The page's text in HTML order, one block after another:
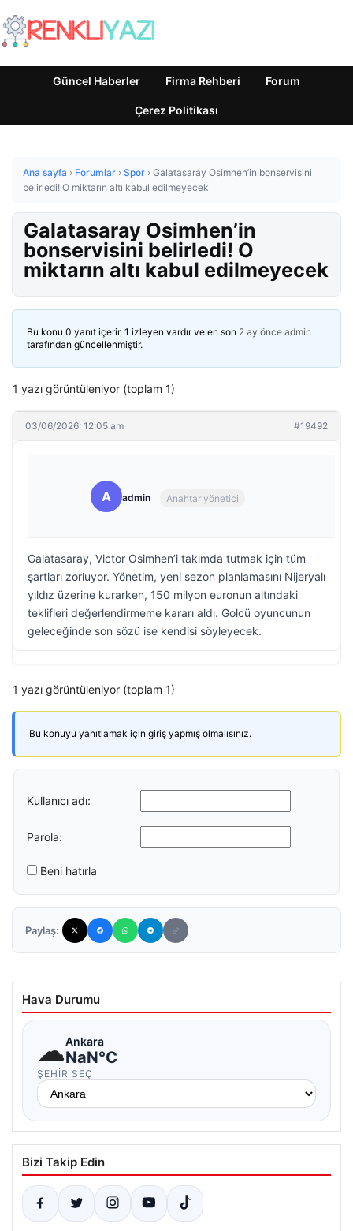
Güncel Haberler Firma Rehberi Forum
Çerez Politikası
Ana sayfa › Forumlar › Spor › Galatasaray Osimhen’in bonservisini
belirledi! O miktarın altı kabul edilmeyecek
Galatasaray Osimhen’in
bonservisini belirledi! O
miktarın altı kabul edilmeyecek
Bu konu 0 yanıt içerir, 1 izleyen vardır ve en son 2 ay önce admin
tarafından güncellenmiştir.
1 yazı görüntüleniyor (toplam 1)
03/06/2026: 12:05 am #19492
A admin Anahtar yönetici
Galatasaray, Victor Osimhen’i takımda tutmak için tüm
şartları zorluyor. Yönetim, yeni sezon planlamasını Nijeryalı
yıldız üzerine kurarken, 150 milyon euronun altındaki
teklifleri değerlendirmeme kararı aldı. Golcü oyuncunun
geleceğinde son sözü ise kendisi söyleyecek.
1 yazı görüntüleniyor (toplam 1)
Bu konuyu yanıtlamak için giriş yapmış olmalısınız.
Kullanıcı adı:
Parola:
Beni hatırla
Paylaş:
Hava Durumu
☁Ankara
NaN°C
ŞEHIR SEÇ
Bizi Takip Edin